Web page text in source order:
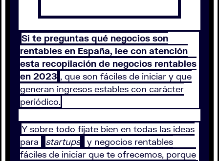
Si te preguntas qué negocios son
rentables en España, lee con atención
esta recopilación de negocios rentables
en 2023 , que son fáciles de iniciar y que
generan ingresos estables con carácter
periódico.
Y sobre todo fíjate bien en todas las ideas
para
startups
y negocios rentables
fáciles de iniciar que te ofrecemos, porque